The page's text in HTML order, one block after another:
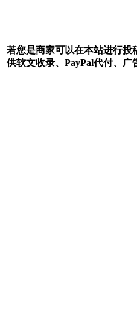
若您是商家可以在本站进行投
供软文收录、PayPal代付、广